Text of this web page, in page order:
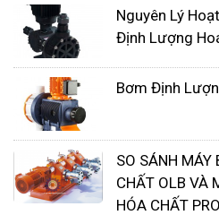
Nguyên Lý
Định Lượng
Bơm Định
SO SÁNH
CHẤT OLB VÀ
HÓA CHẤT